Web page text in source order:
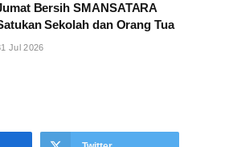
Bersih SMANSATARA
Sekolah dan Orang Tua
Jul 2026